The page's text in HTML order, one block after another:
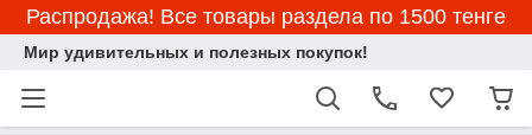
Распродажа! Все товары раздела по 1500 тенге
Мир удивительных и полезных покупок!